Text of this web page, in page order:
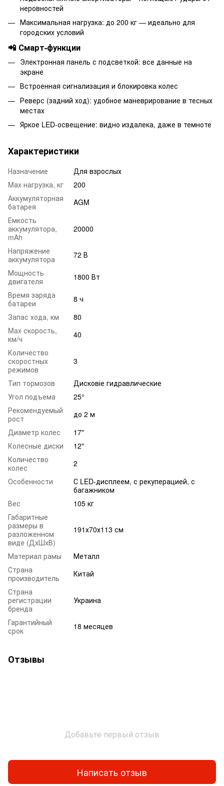
неровностей
Максимальная нагрузка: до 200 кг — идеально для
городских условий
📲 Смарт-функции
Электронная панель с подсветкой: все данные на
экране
Встроенная сигнализация и блокировка колес
Реверс (задний ход): удобное маневрирование в тесных
местах
Яркое LED-освещение: видно издалека, даже в темноте
Характеристики
Назначение
Для взрослых
Mаx нагрузка, кг
200
Аккумуляторная
батарея
AGM
Емкость
аккумулятора,
mAh
20000
Напряжение
аккумулятора
72 В
Мощность
двигателя
1800 Вт
Время заряда
батареи
8 ч
Запас хода, км
80
Max скорость,
км/ч
40
Количество
скоростных
режимов
3
Тип тормозов
Дисковіе гидравлические
Угол подъема
25°
Рекомендуемый
рост
до 2 м
Диаметр колес
17"
Колесные диски
12"
Количество
колес
2
Особенности
С LED-дисплеем, с рекуперацией, с
багажником
Вес
105 кг
Габаритные
размеры в
разложенном
виде (ДхШхВ)
191х70х113 см
Материал рамы
Металл
Страна
производитель
Китай
Страна
регистрации
бренда
Украина
Гарантийный
срок
18 месяцев
Отзывы
Добавьте первый отзыв
Написать отзыв